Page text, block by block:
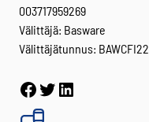
003717959269
Välittäjä: Basware
Välittäjätunnus: BAWCFI22